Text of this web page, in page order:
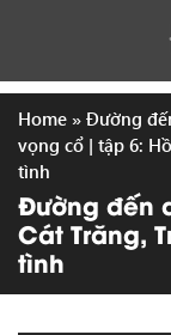
Home » Đường
vọng cổ | tập 6:
tình
Đường đến
Cát Trăng,
tình